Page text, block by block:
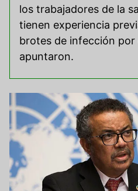
los trabajadores de la
tienen experiencia
brotes de infección por
apuntaron.